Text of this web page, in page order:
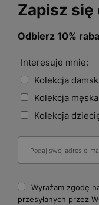
Zapisz
Odbierz 10%
Interesuje mnie:
Kolekcja
Kolekcja męska
Kolekcja
Wyrażam zgodę
przesyłanych przez